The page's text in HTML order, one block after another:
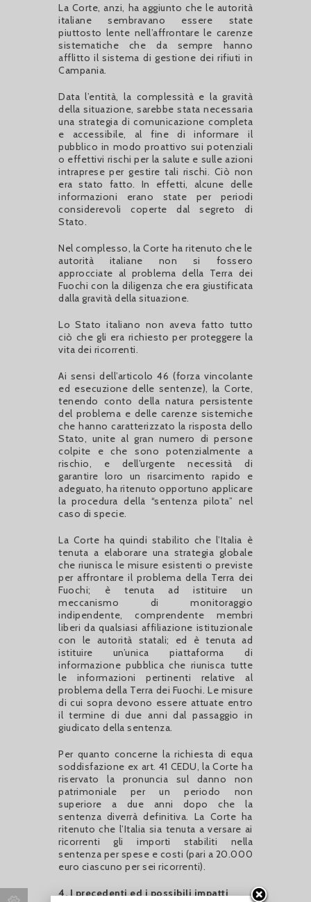
La Corte, anzi, ha aggiunto che le autorità
italiane sembravano essere state
piuttosto lente nell’affrontare le carenze
sistematiche che da sempre hanno
afflitto il sistema di gestione dei rifiuti in
Campania.
Data l’entità, la complessità e la gravità
della situazione, sarebbe stata necessaria
una strategia di comunicazione completa
e accessibile, al fine di informare il
pubblico in modo proattivo sui potenziali
o effettivi rischi per la salute e sulle azioni
intraprese per gestire tali rischi. Ciò non
era stato fatto. In effetti, alcune delle
informazioni erano state per periodi
considerevoli coperte dal segreto di
Stato.
Nel complesso, la Corte ha ritenuto che le
autorità italiane non si fossero
approcciate al problema della Terra dei
Fuochi con la diligenza che era giustificata
dalla gravità della situazione.
Lo Stato italiano non aveva fatto tutto
ciò che gli era richiesto per proteggere la
vita dei ricorrenti.
Ai sensi dell’articolo 46 (forza vincolante
ed esecuzione delle sentenze), la Corte,
tenendo conto della natura persistente
del problema e delle carenze sistemiche
che hanno caratterizzato la risposta dello
Stato, unite al gran numero di persone
colpite e che sono potenzialmente a
rischio, e dell’urgente necessità di
garantire loro un risarcimento rapido e
adeguato, ha ritenuto opportuno applicare
la procedura della “sentenza pilota” nel
caso di specie.
La Corte ha quindi stabilito che l’Italia è
tenuta a elaborare una strategia globale
che riunisca le misure esistenti o previste
per affrontare il problema della Terra dei
Fuochi; è tenuta ad istituire un
meccanismo di monitoraggio
indipendente, comprendente membri
liberi da qualsiasi affiliazione istituzionale
con le autorità statali; ed è tenuta ad
istituire un’unica piattaforma di
informazione pubblica che riunisca tutte
le informazioni pertinenti relative al
problema della Terra dei Fuochi. Le misure
di cui sopra devono essere attuate entro
il termine di due anni dal passaggio in
giudicato della sentenza.
Per quanto concerne la richiesta di equa
soddisfazione ex art. 41 CEDU, la Corte ha
riservato la pronuncia sul danno non
patrimoniale per un periodo non
superiore a due anni dopo che la
sentenza diverrà definitiva. La Corte ha
ritenuto che l’Italia sia tenuta a versare ai
ricorrenti gli importi stabiliti nella
sentenza per spese e costi (pari a 20.000
euro ciascuno per sei ricorrenti).
4. I precedenti ed i possibili impatti